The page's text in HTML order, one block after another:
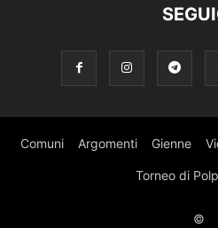
Comuni Argomenti Gienne
Torneo di
©